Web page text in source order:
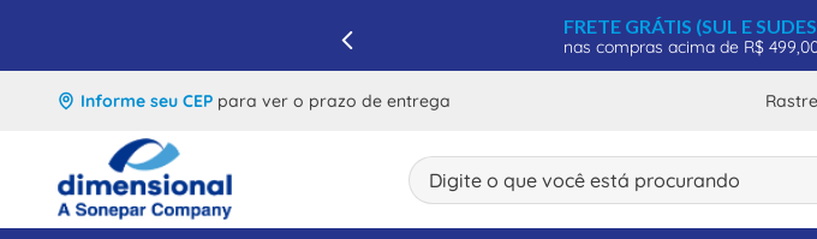
FRETE GRÁTIS (SUL E
nas compras acima de R$
Informe seu CEP para ver o prazo de entrega
Digite o que você está procurando